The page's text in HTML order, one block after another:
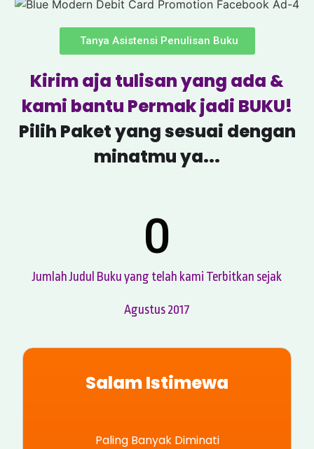
Tanya Asistensi Penulisan Buku
Kirim aja tulisan yang ada &
kami bantu Permak jadi BUKU!
Pilih Paket yang sesuai dengan
minatmu ya...
0
Jumlah Judul Buku yang telah kami Terbitkan sejak
Agustus 2017
Salam Istimewa
Paling Banyak Diminati